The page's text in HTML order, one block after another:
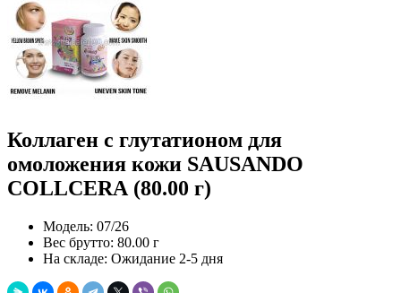
Коллаген с глутатионом для
омоложения кожи SAUSANDO
COLLCERA (80.00 г)
Модель: 07/26
Вес брутто: 80.00 г
На складе: Ожидание 2-5 дня